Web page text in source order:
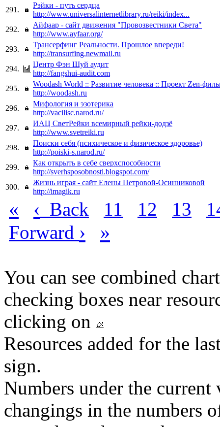
291.
Рэйки - путь сердца
http://www.universalinternetlibrary.ru/reiki/index...
292.
Айфаар - сайт движения "Провозвестники Света"
http://www.ayfaar.org/
293.
Трансерфинг Реальности. Прошлое впереди!
http://transurfing.newmail.ru
294.
Центр Фэн Шуй аудит
http://fangshui-audit.com
295.
Woodash World :: Развитие человека :: Проект Zen-
http://woodash.ru
296.
Мифология и эзотерика
http://vacilisc.narod.ru/
297.
ИАЦ СветРейки всемирный рейки-додзё
http://www.svetreiki.ru
298.
Поиски себя (психическое и физическое здоровье)
http://poiski-s.narod.ru/
299.
Как открыть в себе сверхспособности
http://sverhsposobnosti.blogspot.com/
300.
Жизнь играя - сайт Елены Петровой-Осинниковой
http://imagik.ru
« ‹ Back 11 12 13
Forward › »
You can see combined
checking boxes near
clicking on
Resources added for the
sign.
Numbers under the
changings in the numbers